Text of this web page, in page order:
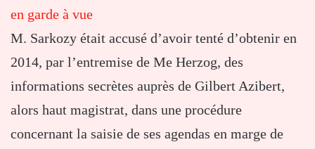
en garde à vue
M. Sarkozy était accusé d’avoir tenté d’obtenir en
2014, par l’entremise de Me Herzog, des
informations secrètes auprès de Gilbert Azibert,
alors haut magistrat, dans une procédure
concernant la saisie de ses agendas en marge de